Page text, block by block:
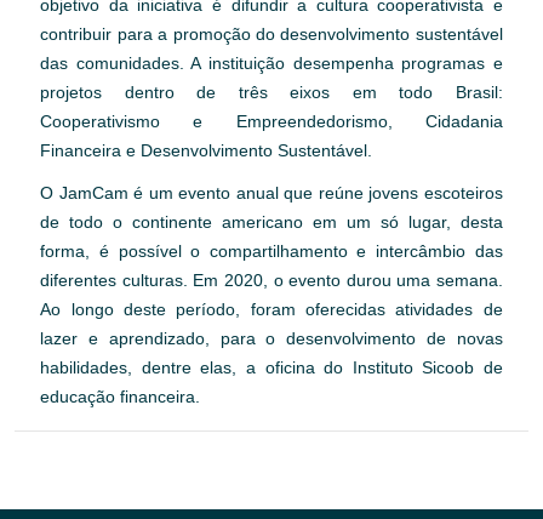
objetivo da iniciativa é difundir a cultura cooperativista e
contribuir para a promoção do desenvolvimento sustentável
das comunidades. A instituição desempenha programas e
projetos dentro de três eixos em todo Brasil:
Cooperativismo e Empreendedorismo, Cidadania
Financeira e Desenvolvimento Sustentável.
O JamCam é um evento anual que reúne jovens escoteiros
de todo o continente americano em um só lugar, desta
forma, é possível o compartilhamento e intercâmbio das
diferentes culturas. Em 2020, o evento durou uma semana.
Ao longo deste período, foram oferecidas atividades de
lazer e aprendizado, para o desenvolvimento de novas
habilidades, dentre elas, a oficina do Instituto Sicoob de
educação financeira.